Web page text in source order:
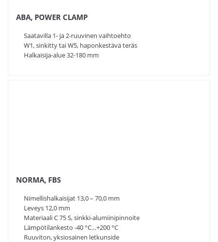
ABA, POWER CLAMP
Saatavilla 1- ja 2-ruuvinen vaihtoehto
W1, sinkitty tai W5, haponkestävä teräs
Halkaisija-alue 32-180 mm
NORMA, FBS
Nimellishalkaisijat 13,0 – 70,0 mm
Leveys 12,0 mm
Materiaali C 75 S, sinkki-alumiinipinnoite
Lämpötilankesto -40 °C…+200 °C
Ruuviton, yksiosainen letkunside